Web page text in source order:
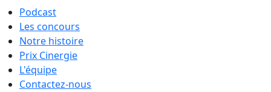
Podcast
Les concours
Notre histoire
Prix Cinergie
L'équipe
Contactez-nous